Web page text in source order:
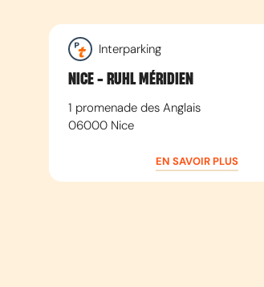
Interparking
NICE - RUHL MÉRIDIEN
1 promenade des Anglais
06000 Nice
EN SAVOIR PLUS